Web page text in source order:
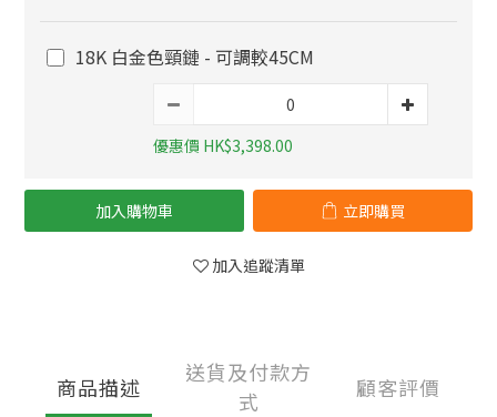
18K 白金色頸鏈 - 可調較45CM
優惠價 HK$3,398.00
加入購物車 立即購買
加入追蹤清單
商品描述
送貨及付款方
式
顧客評價